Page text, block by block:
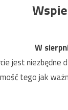
W
jest niezbędne
tego jak